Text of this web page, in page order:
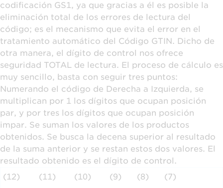
codificación GS1, ya que gracias a él es posible la
eliminación total de los errores de lectura del
código; es el mecanismo que evita el error en el
tratamiento automático del Código GTIN. Dicho de
otra manera, el dígito de control nos ofrece
seguridad TOTAL de lectura. El proceso de cálculo es
muy sencillo, basta con seguir tres puntos:
Numerando el código de Derecha a Izquierda, se
multiplican por 1 los dígitos que ocupan posición
par, y por tres los dígitos que ocupan posición
impar. Se suman los valores de los productos
obtenidos. Se busca la decena superior al resultado
de la suma anterior y se restan estos dos valores. El
resultado obtenido es el dígito de control.
(12)
(11) (10) (9) (8) (7)